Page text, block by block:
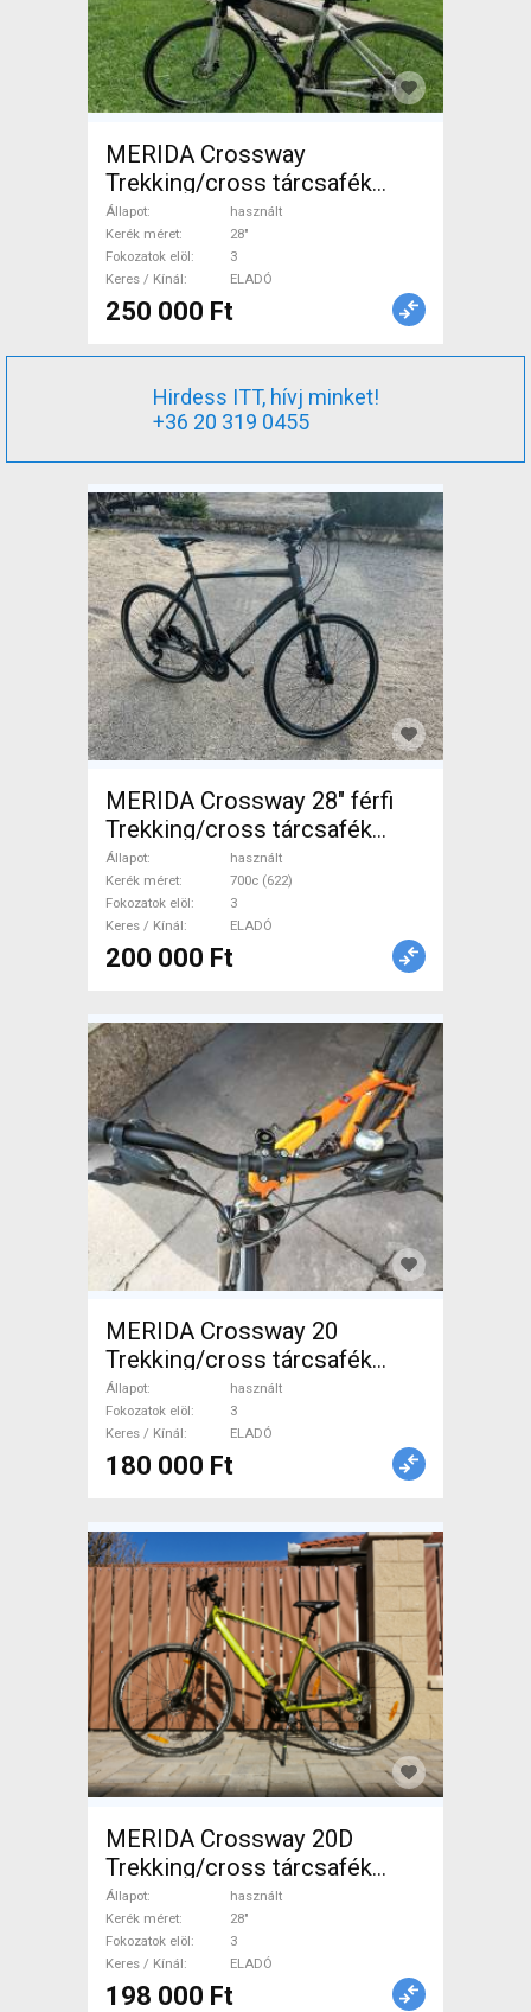
MERIDA Crossway
Trekking/cross tárcsafék
használt ELADÓ
Állapot
használt
Kerék méret
28"
Fokozatok elöl
3
Keres / Kínál
ELADÓ
250 000 Ft
Hirdess ITT, hívj minket!
+36 20 319 0455
MERIDA Crossway 28" férfi
Trekking/cross tárcsafék
használt ELADÓ
Állapot
használt
Kerék méret
700c (622)
Fokozatok elöl
3
Keres / Kínál
ELADÓ
200 000 Ft
MERIDA Crossway 20
Trekking/cross tárcsafék
használt ELADÓ
Állapot
használt
Fokozatok elöl
3
Keres / Kínál
ELADÓ
180 000 Ft
MERIDA Crossway 20D
Trekking/cross tárcsafék
használt ELADÓ
Állapot
használt
Kerék méret
28"
Fokozatok elöl
3
Keres / Kínál
ELADÓ
198 000 Ft